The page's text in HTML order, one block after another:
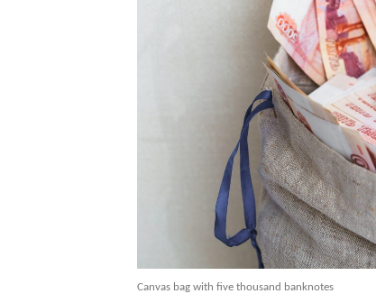
Canvas bag with five thousand banknotes